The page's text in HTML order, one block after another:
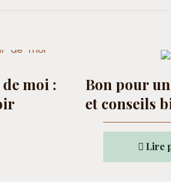
moi :
Bon pour
et conseils
Lire